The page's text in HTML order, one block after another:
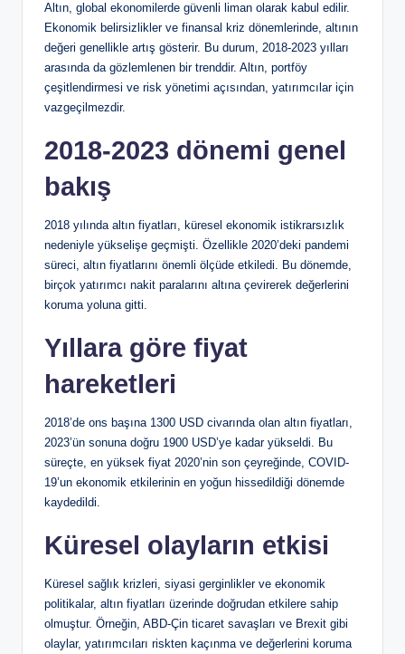
Altın, global ekonomilerde güvenli liman olarak kabul edilir.
Ekonomik belirsizlikler ve finansal kriz dönemlerinde, altının
değeri genellikle artış gösterir. Bu durum, 2018-2023 yılları
arasında da gözlemlenen bir trenddir. Altın, portföy
çeşitlendirmesi ve risk yönetimi açısından, yatırımcılar için
vazgeçilmezdir.
2018-2023 dönemi genel
bakış
2018 yılında altın fiyatları, küresel ekonomik istikrarsızlık
nedeniyle yükselişe geçmişti. Özellikle 2020’deki pandemi
süreci, altın fiyatlarını önemli ölçüde etkiledi. Bu dönemde,
birçok yatırımcı nakit paralarını altına çevirerek değerlerini
koruma yoluna gitti.
Yıllara göre fiyat
hareketleri
2018’de ons başına 1300 USD civarında olan altın fiyatları,
2023’ün sonuna doğru 1900 USD’ye kadar yükseldi. Bu
süreçte, en yüksek fiyat 2020’nin son çeyreğinde, COVID-
19’un ekonomik etkilerinin en yoğun hissedildiği dönemde
kaydedildi.
Küresel olayların etkisi
Küresel sağlık krizleri, siyasi gerginlikler ve ekonomik
politikalar, altın fiyatları üzerinde doğrudan etkilere sahip
olmuştur. Örneğin, ABD-Çin ticaret savaşları ve Brexit gibi
olaylar, yatırımcıları riskten kaçınma ve değerlerini koruma